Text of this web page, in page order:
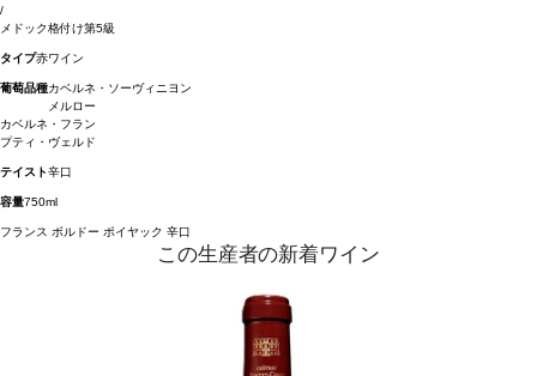
/
メドック格付け第5級
タイプ赤ワイン
葡萄品種カベルネ・ソーヴィニヨン
メルロー
カベルネ・フラン
プティ・ヴェルド
テイスト辛口
容量750ml
フランス ボルドー ポイヤック 辛口
この生産者の新着ワイン